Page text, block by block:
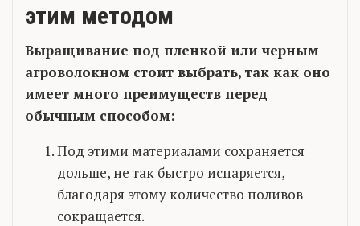
этим методом
Выращивание под пленкой или черным
агроволокном стоит выбрать, так как оно
имеет много преимуществ перед
обычным способом:
Под этими материалами сохраняется
дольше, не так быстро испаряется,
благодаря этому количество поливов
сокращается.